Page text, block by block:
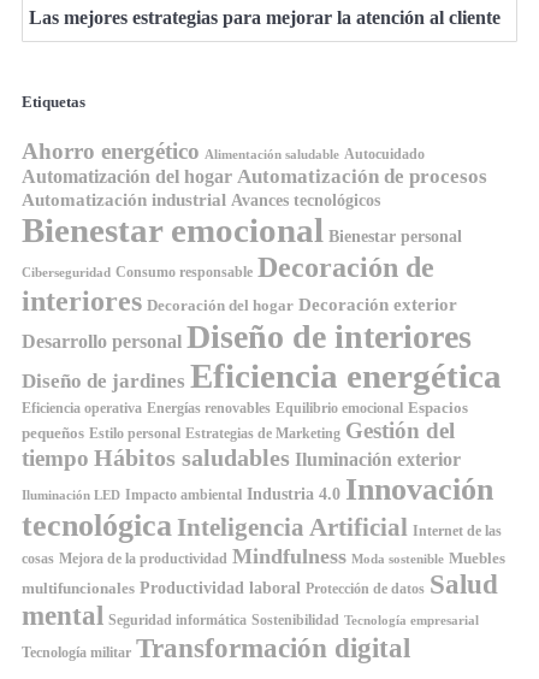
Las mejores estrategias para mejorar la atención al cliente
Etiquetas
Ahorro energético Alimentación saludable Autocuidado
Automatización del hogar Automatización de procesos
Automatización industrial Avances tecnológicos
Bienestar emocional Bienestar personal
Ciberseguridad Consumo responsable Decoración de
interiores Decoración del hogar Decoración exterior
Desarrollo personal Diseño de interiores
Diseño de jardines Eficiencia energética
Eficiencia operativa Energías renovables Equilibrio emocional Espacios
pequeños Estilo personal Estrategias de Marketing Gestión del
tiempo Hábitos saludables Iluminación exterior
Iluminación LED Impacto ambiental Industria 4.0 Innovación
tecnológica Inteligencia Artificial Internet de las
cosas Mejora de la productividad Mindfulness Moda sostenible Muebles
multifuncionales Productividad laboral Protección de datos Salud
mental Seguridad informática Sostenibilidad Tecnología empresarial
Tecnología militar Transformación digital